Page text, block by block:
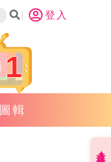
登入
1
圖輯
直播✦活動